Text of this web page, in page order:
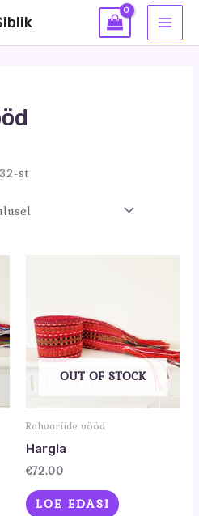
stSorteeritud
OUT OF STOCK
Rahvariide vööd
Hargla
€72.00
LOE EDASI